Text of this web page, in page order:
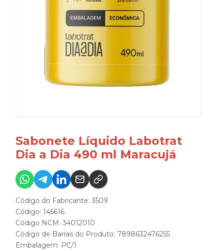
Sabonete Líquido Labotrat
Dia a Dia 490 ml Maracujá
Código do Fabricante: 3509
Código: 145616
Código NCM: 34012010
Código de Barras do Produto: 7898632476255
Embalagem: PC/1